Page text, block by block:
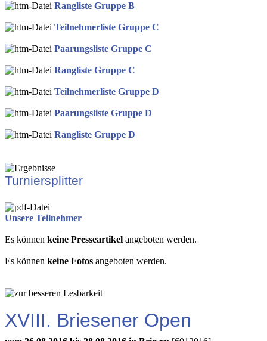
Rangliste Gruppe B
Teilnehmerliste Gruppe C
Paarungsliste Gruppe C
Rangliste Gruppe C
Teilnehmerliste Gruppe D
Paarungsliste Gruppe D
Rangliste Gruppe D
Turniersplitter
Unsere Teilnehmer
Es können keine Presseartikel angeboten werden.
Es können keine Fotos angeboten werden.
XVIII. Briesener Open